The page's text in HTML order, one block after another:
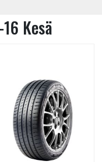
Kesä